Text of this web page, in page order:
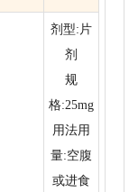
剂型:片
剂
规
格:25mg
用法用
量:空腹
或进食